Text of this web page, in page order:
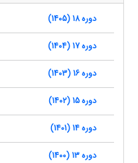
دوره 18 (1405)
دوره 17 (1404)
دوره 16 (1403)
دوره 15 (1402)
دوره 14 (1401)
دوره 13 (1400)